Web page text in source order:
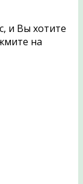
и Вы хотите
на